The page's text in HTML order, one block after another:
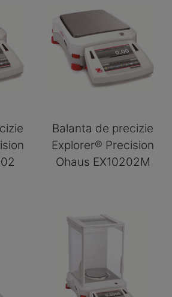
Balanta de precizie
Explorer® Precision
Ohaus EX10202M